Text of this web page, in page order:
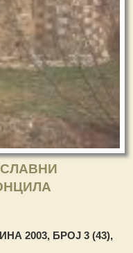
2003, БРОЈ 3 (43),